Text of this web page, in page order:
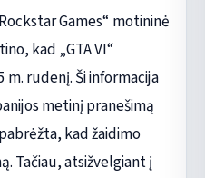
Games“ motininė
kad „GTA VI“
rudenį. Ši informacija
metinį pranešimą
kad žaidimo
Tačiau, atsižvelgiant į